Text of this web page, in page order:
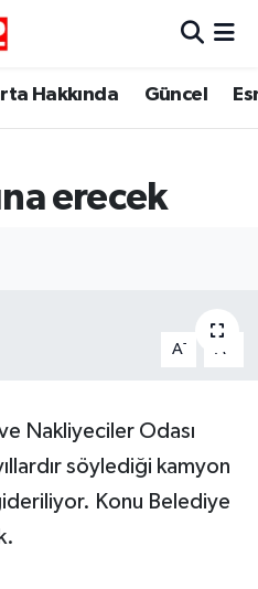
Hakkında Güncel
erecek
A- A
Nakliyeciler Odası
söylediği kamyon
Konu Belediye
Haritası
ve Fikstür